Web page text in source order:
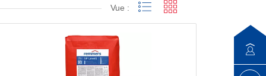
Vue :